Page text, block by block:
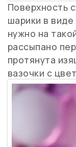
Поверхность
шарики в
нужно на
рассыпано
протянута
вазочки с